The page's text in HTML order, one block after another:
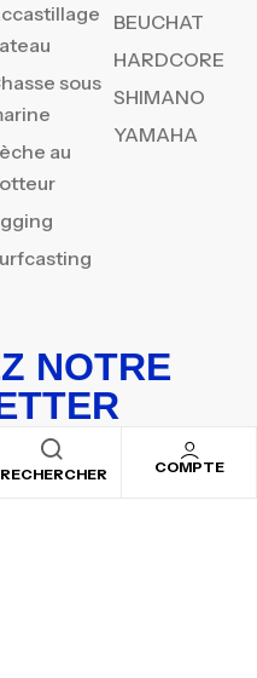
RECHERCHER COMPTE
sous
au
BEUCHAT
HARDCORE
SHIMANO
YAMAHA
NOTRE
nos offres spéciales